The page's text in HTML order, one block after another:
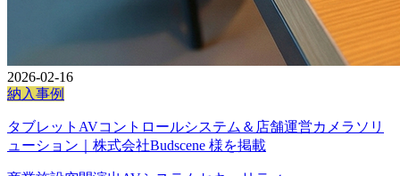
2026-02-16
納入事例
タブレットAVコントロールシステム＆店舗運営カメラソリ
ューション｜株式会社Budscene 様を掲載